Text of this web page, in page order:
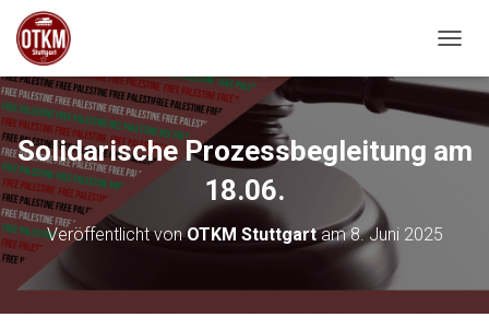
Solidarische Prozessbegleitung am
18.06.
Veröffentlicht vonOTKM Stuttgartam8. Juni 2025